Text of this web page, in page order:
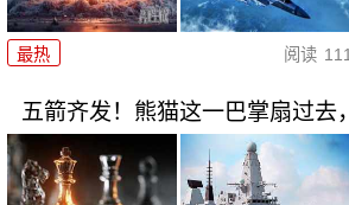
最热 阅读
五箭齐发！熊猫这一巴掌扇过去